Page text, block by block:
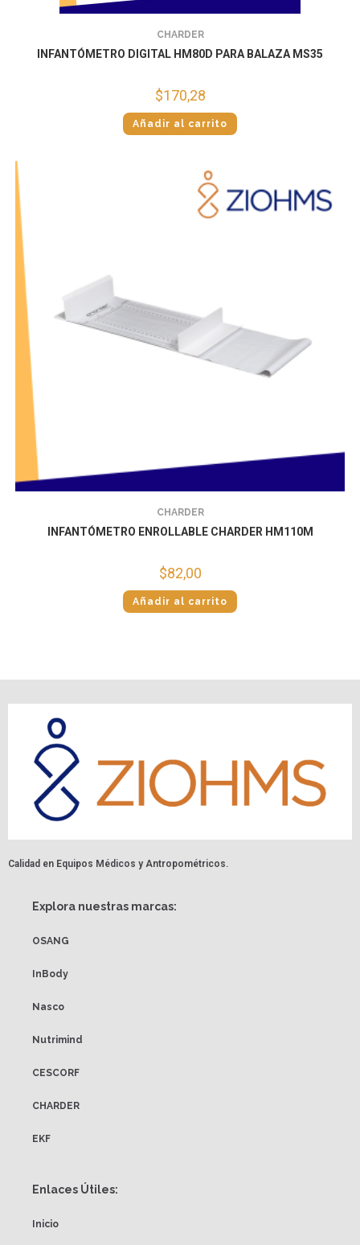
CHARDER
INFANTÓMETRO DIGITAL HM80D PARA BALAZA MS35
$170,28
Añadir al carrito
CHARDER
INFANTÓMETRO ENROLLABLE CHARDER HM110M
$82,00
Añadir al carrito
Calidad en Equipos Médicos y Antropométricos.
Explora nuestras marcas:
OSANG
InBody
Nasco
Nutrimind
CESCORF
CHARDER
EKF
Enlaces Útiles:
Inicio